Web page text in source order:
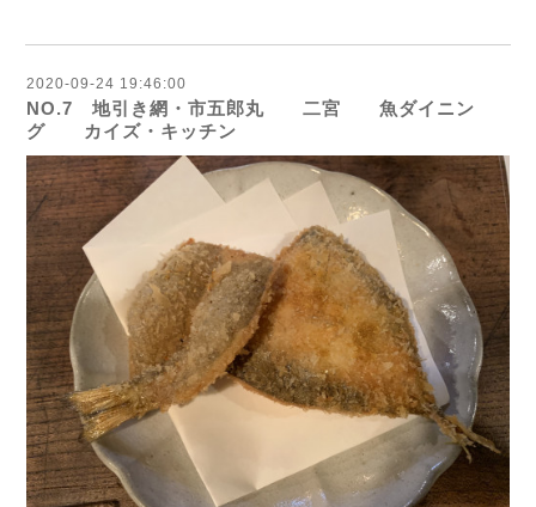
2020-09-24 19:46:00
NO.7 地引き網・市五郎丸 二宮 魚ダイニン
グ カイズ・キッチン